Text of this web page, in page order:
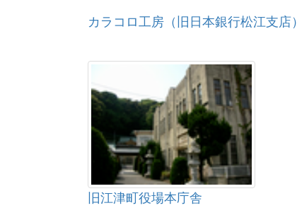
カラコロ工房（旧日本銀行松江支店）
旧江津町役場本庁舎